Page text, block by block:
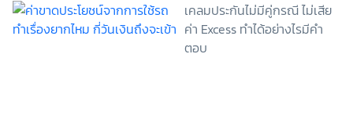
กรณีที่ข้าพเจ้าประสงค์จะไม่ให้ความยินยอม ข้าพเจ้าเข้าใจ
และยอมรับว่า การไม่ให้ความยินยอมจะมีผลทำให้ข้าพเจ้า
(เช่น ข้าพเจ้าอาจได้รับความสะดวกในการใช้บริการน้อย
เคลมประกันไม่มีคู่กรณี ไม่เสีย
ค่า Excess ทำได้อย่างไรมีคำ
ตอบ